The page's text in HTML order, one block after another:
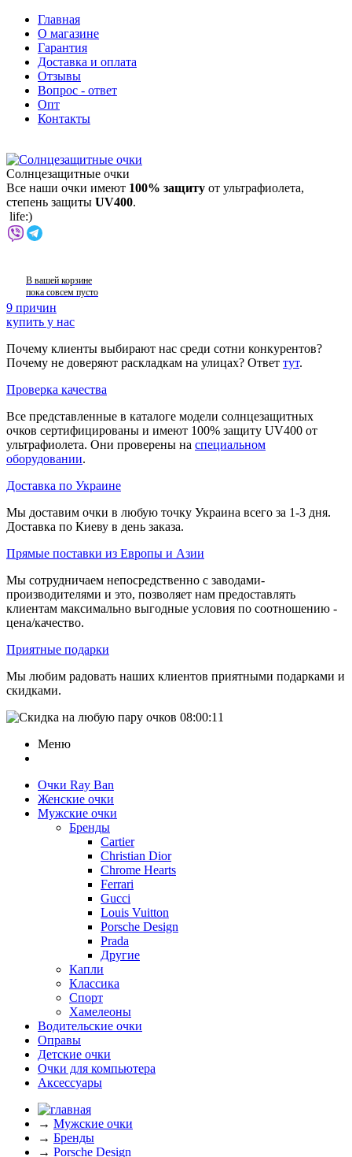
Главная
О магазине
Гарантия
Доставка и оплата
Отзывы
Вопрос - ответ
Опт
Контакты
Солнцезащитные очки
Все наши очки имеют 100% защиту от ультрафиолета,
степень защиты UV400.
life:)
В вашей корзине
пока совсем пусто
9 причин
купить у нас
Почему клиенты выбирают нас среди сотни конкурентов?
Почему не доверяют раскладкам на улицах? Ответ тут.
Проверка качества
Все представленные в каталоге модели солнцезащитных
очков сертифицированы и имеют 100% защиту UV400 от
ультрафиолета. Они проверены на специальном
оборудовании.
Доставка по Украине
Мы доставим очки в любую точку Украина всего за 1-3 дня.
Доставка по Киеву в день заказа.
Прямые поставки из Европы и Азии
Мы сотрудничаем непосредственно с заводами-
производителями и это, позволяет нам предоставлять
клиентам максимально выгодные условия по соотношению -
цена/качество.
Приятные подарки
Мы любим радовать наших клиентов приятными подарками и
скидками.
08:00:11
Меню
Очки Ray Ban
Женские очки
Мужские очки
Бренды
Cartier
Christian Dior
Chrome Hearts
Ferrari
Gucci
Louis Vuitton
Porsche Design
Prada
Другие
Капли
Классика
Спорт
Хамелеоны
Водительские очки
Оправы
Детские очки
Очки для компьютера
Аксессуары
→ Мужские очки
→ Бренды
→ Porsche Design